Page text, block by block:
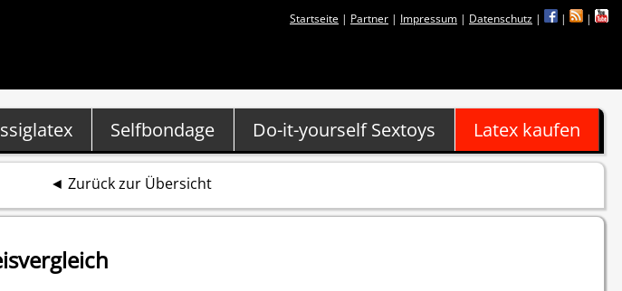
Startseite | Partner | Impressum | Datenschutz | | |
Selfbondage Do-it-yourself Sextoys Latex kaufen
◄ Zurück zur Übersicht